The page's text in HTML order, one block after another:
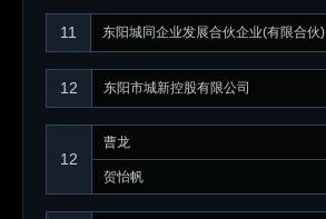
11 东阳城同企业发展合伙企业(有限合伙)
12 东阳市城新控股有限公司
12
曹龙
贺怡帆